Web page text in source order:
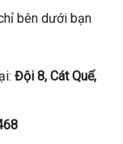
bên dưới bạn
Đội 8, Cát Quế,